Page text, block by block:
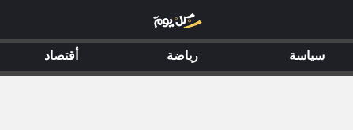
سياسة رياضة أقتصاد